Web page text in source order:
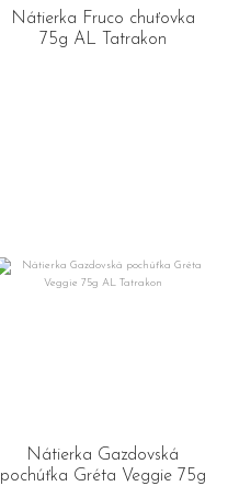
Nátierka Fruco chuťovka
75g AL Tatrakon
Nátierka Gazdovská
pochúťka Gréta Veggie 75g